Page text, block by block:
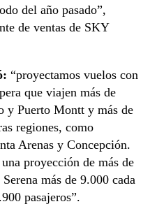
del año pasado”,
de ventas de SKY
“proyectamos vuelos con
que viajen más de
y Puerto Montt y más de
regiones, como
Arenas y Concepción.
proyección de más de
más de 9.000 cada
pasajeros”.